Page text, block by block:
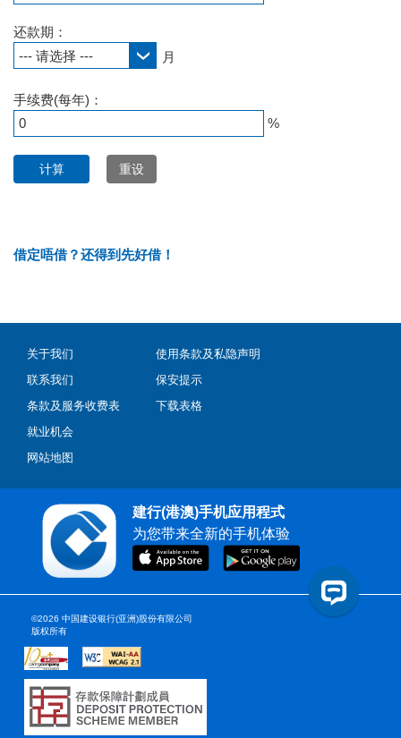
还款期：
--- 请选择 ---
月
手续费(每年)：
%
借定唔借？还得到先好借！
关于我们
联系我们
条款及服务收费表
就业机会
网站地图
使用条款及私隐声明
保安提示
下载表格
建行(港澳)手机应用程式
为您带来全新的手机体验
©2026 中国建设银行(亚洲)股份有限公司
版权所有